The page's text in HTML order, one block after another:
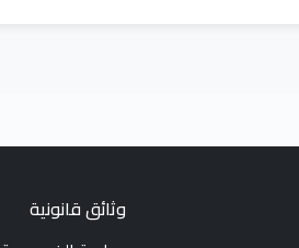
وثائق قانونية